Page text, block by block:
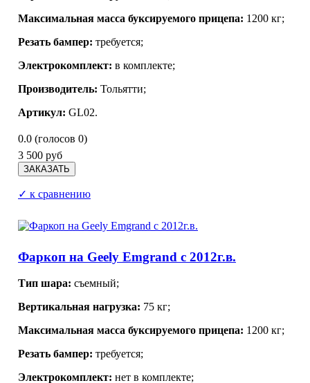
Максимальная масса буксируемого прицепа: 1200 кг;
Резать бампер: требуется;
Электрокомплект: в комплекте;
Производитель: Тольятти;
Артикул: GL02.
0.0 (голосов 0)
3 500 руб
✓ к сравнению
Фаркоп на Geely Emgrand с 2012г.в.
Тип шара: съемный;
Вертикальная нагрузка: 75 кг;
Максимальная масса буксируемого прицепа: 1200 кг;
Резать бампер: требуется;
Электрокомплект: нет в комплекте;